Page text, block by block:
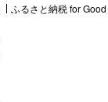
ふるさと納税 for Good